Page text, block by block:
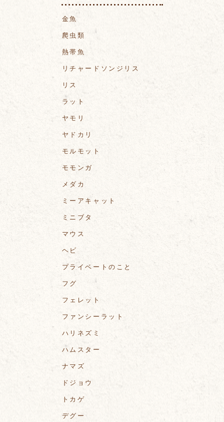
金魚
爬虫類
熱帯魚
リチャードソンジリス
リス
ラット
ヤモリ
ヤドカリ
モルモット
モモンガ
メダカ
ミーアキャット
ミニブタ
マウス
ヘビ
プライベートのこと
フグ
フェレット
ファンシーラット
ハリネズミ
ハムスター
ナマズ
ドジョウ
トカゲ
デグー